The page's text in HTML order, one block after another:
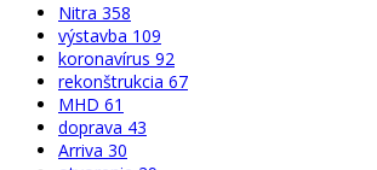
Nitra 358
výstavba 109
koronavírus 92
rekonštrukcia 67
MHD 61
doprava 43
Arriva 30